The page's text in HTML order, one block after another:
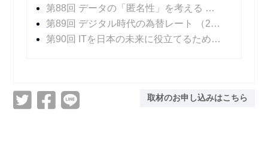
第88回 データの「匿名性」を考える
（2022年07
第89回 デジタル時代の為替レート
（2022年08月10日 掲載）
第90回 ITを日本の未来に役立てるために
取材のお申し込みはこちら